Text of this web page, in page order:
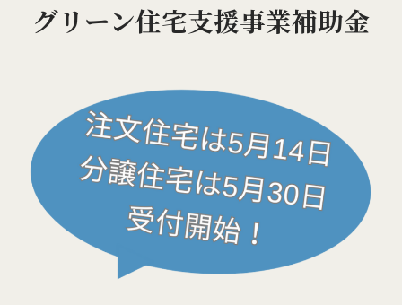
グリーン住宅支援事業補助金